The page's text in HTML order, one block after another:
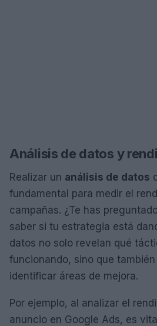
Análisis de datos y
Realizar un análisis de datos
fundamental para medir el
campañas. ¿Te has
saber si tu estrategia está
datos no solo revelan qué
funcionando, sino que
identificar áreas de mejora.
Por ejemplo, al analizar el
anuncio en Google Ads, es